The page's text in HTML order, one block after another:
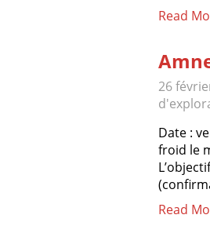
Read
26
Date :
froid le
Read